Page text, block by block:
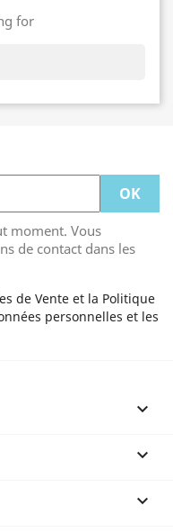
for
moment. Vous
de contact dans les
de Vente et la Politique
personnelles et les


